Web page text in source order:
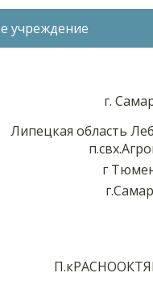
учреждение
г.
Липецкая область
г